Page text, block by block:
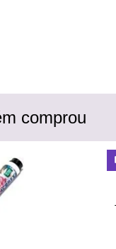
comprou